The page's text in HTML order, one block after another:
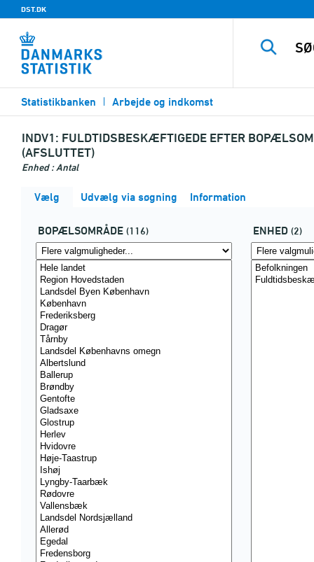
DST.DK
Statistikbanken Arbejde og indkomst
INDV1: FULDTIDSBESKÆFTIGEDE EFTER
(AFSLUTTET)
Enhed : Antal
Vælg Udvælg via søgning Information
BOPÆLSOMRÅDE (116) ENHED (2)